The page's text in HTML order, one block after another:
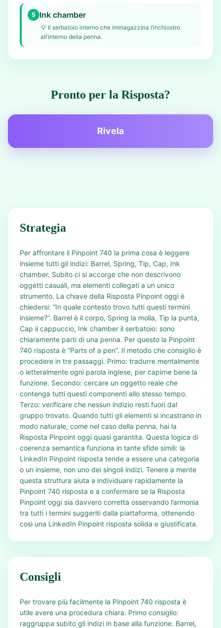
5 Ink chamber
💡 Il serbatoio interno che immagazzina l’inchiostro
all’interno della penna.
Pronto per la Risposta?
Rivela
Strategia
Per affrontare il Pinpoint 740 la prima cosa è leggere
insieme tutti gli indizi: Barrel, Spring, Tip, Cap, Ink
chamber. Subito ci si accorge che non descrivono
oggetti casuali, ma elementi collegati a un unico
strumento. La chiave della Risposta Pinpoint oggi è
chiedersi: “In quale contesto trovo tutti questi termini
insieme?”. Barrel è il corpo, Spring la molla, Tip la punta,
Cap il cappuccio, Ink chamber il serbatoio: sono
chiaramente parti di una penna. Per questo la Pinpoint
740 risposta è “Parts of a pen”. Il metodo che consiglio è
procedere in tre passaggi. Primo: tradurre mentalmente
o letteralmente ogni parola inglese, per capirne bene la
funzione. Secondo: cercare un oggetto reale che
contenga tutti questi componenti allo stesso tempo.
Terzo: verificare che nessun indizio resti fuori dal
gruppo trovato. Quando tutti gli elementi si incastrano in
modo naturale, come nel caso della penna, hai la
Risposta Pinpoint oggi quasi garantita. Questa logica di
coerenza semantica funziona in tante sfide simili: la
LinkedIn Pinpoint risposta tende a essere una categoria
o un insieme, non uno dei singoli indizi. Tenere a mente
questa struttura aiuta a individuare rapidamente la
Pinpoint 740 risposta e a confermare se la Risposta
Pinpoint oggi sia davvero corretta osservando l’armonia
tra tutti i termini suggeriti dalla piattaforma, ottenendo
così una LinkedIn Pinpoint risposta solida e giustificata.
Consigli
Per trovare più facilmente la Pinpoint 740 risposta è
utile avere una procedura chiara. Primo consiglio:
raggruppa subito gli indizi in base alla funzione. Barrel,